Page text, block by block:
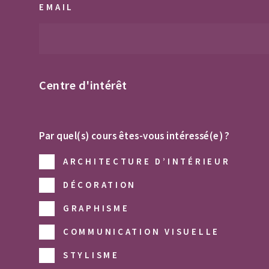
EMAIL
Centre d'intérêt
Par quel(s) cours êtes-vous intéressé(e) ?
ARCHITECTURE D’INTÉRIEUR
DÉCORATION
GRAPHISME
COMMUNICATION VISUELLE
STYLISME